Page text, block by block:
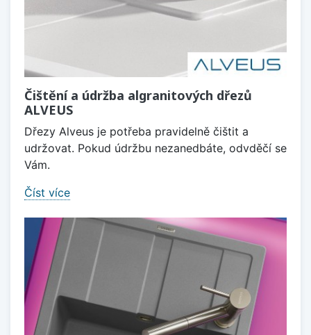
Čištění a údržba algranitových dřezů
ALVEUS
Dřezy Alveus je potřeba pravidelně čištit a
udržovat. Pokud údržbu nezanedbáte, odvděčí se
Vám.
Číst více